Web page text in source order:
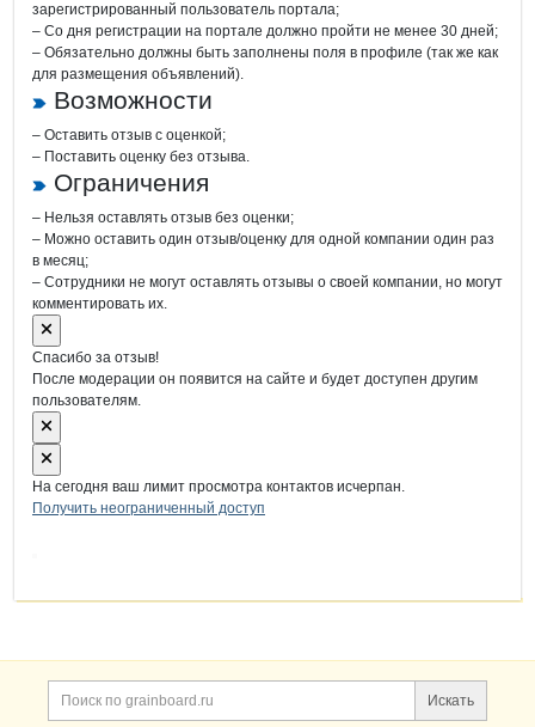
зарегистрированный пользователь портала;
– Со дня регистрации на портале должно пройти не менее 30 дней;
– Обязательно должны быть заполнены поля в профиле (так же как
для размещения объявлений).
Возможности
– Оставить отзыв с оценкой;
– Поставить оценку без отзыва.
Ограничения
– Нельзя оставлять отзыв без оценки;
– Можно оставить один отзыв/оценку для одной компании один раз
в месяц;
– Сотрудники не могут оставлять отзывы о своей компании, но могут
комментировать их.
Спасибо за отзыв!
После модерации он появится на сайте и будет доступен другим
пользователям.
На сегодня ваш лимит просмотра контактов исчерпан.
Получить неограниченный доступ
Дополнительная информация
Поиск по сайту и
Искать